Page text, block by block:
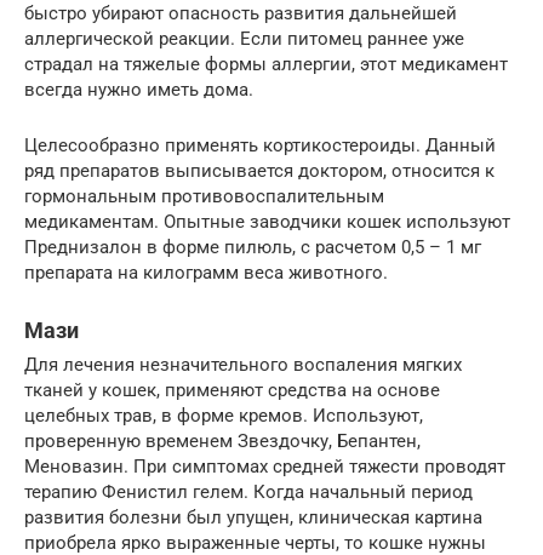
быстро убирают опасность развития дальнейшей
аллергической реакции. Если питомец раннее уже
страдал на тяжелые формы аллергии, этот медикамент
всегда нужно иметь дома.
Целесообразно применять кортикостероиды. Данный
ряд препаратов выписывается доктором, относится к
гормональным противовоспалительным
медикаментам. Опытные заводчики кошек используют
Преднизалон в форме пилюль, с расчетом 0,5 – 1 мг
препарата на килограмм веса животного.
Мази
Для лечения незначительного воспаления мягких
тканей у кошек, применяют средства на основе
целебных трав, в форме кремов. Используют,
проверенную временем Звездочку, Бепантен,
Меновазин. При симптомах средней тяжести проводят
терапию Фенистил гелем. Когда начальный период
развития болезни был упущен, клиническая картина
приобрела ярко выраженные черты, то кошке нужны